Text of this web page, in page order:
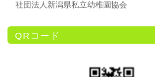
社団法人新潟県私立幼稚園協会
QRコード